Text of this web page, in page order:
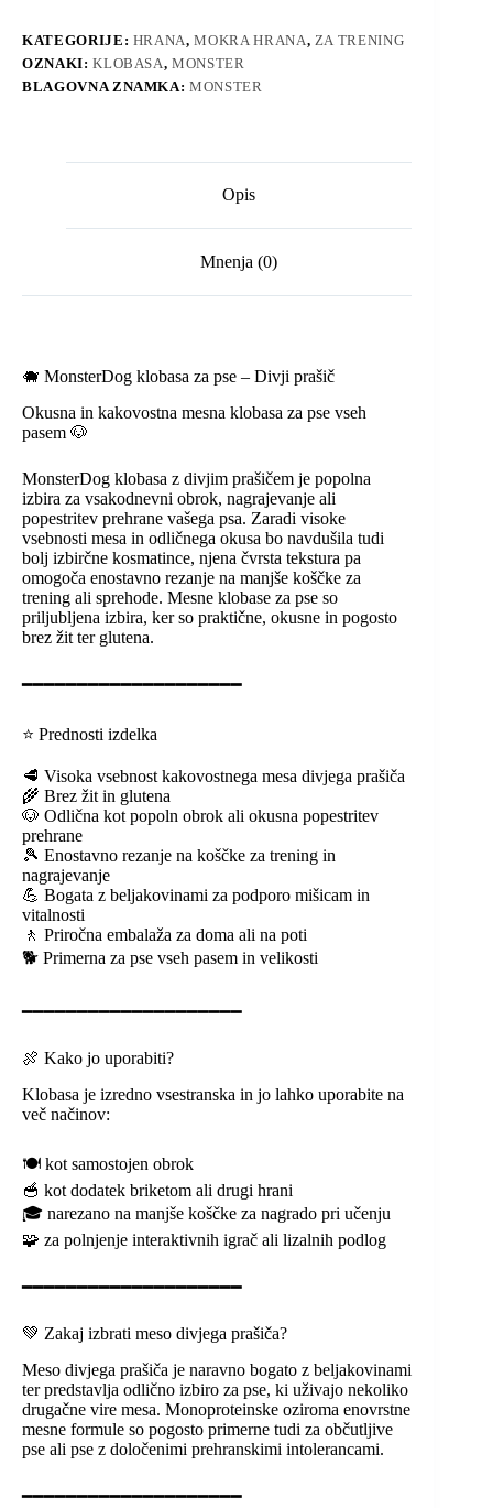
količina
KATEGORIJE: HRANA,MOKRA HRANA, ZA TRENING
OZNAKI:KLOBASA,MONSTER
BLAGOVNA ZNAMKA:MONSTER
Opis
Mnenja (0)
🐗 MonsterDog klobasa za pse – Divji prašič
Okusna in kakovostna mesna klobasa za pse vseh
pasem 🐶
MonsterDog klobasa z divjim prašičem je popolna
izbira za vsakodnevni obrok, nagrajevanje ali
popestritev prehrane vašega psa. Zaradi visoke
vsebnosti mesa in odličnega okusa bo navdušila tudi
bolj izbirčne kosmatince, njena čvrsta tekstura pa
omogoča enostavno rezanje na manjše koščke za
trening ali sprehode. Mesne klobase za pse so
priljubljena izbira, ker so praktične, okusne in pogosto
brez žit ter glutena.
━━━━━━━━━━━━━━━━━━━━
⭐ Prednosti izdelka
🥩 Visoka vsebnost kakovostnega mesa divjega prašiča
🌾 Brez žit in glutena
🐶 Odlična kot popoln obrok ali okusna popestritev
prehrane
🎾 Enostavno rezanje na koščke za trening in
nagrajevanje
💪 Bogata z beljakovinami za podporo mišicam in
vitalnosti
🚶 Priročna embalaža za doma ali na poti
🐕 Primerna za pse vseh pasem in velikosti
━━━━━━━━━━━━━━━━━━━━
🍖 Kako jo uporabiti?
Klobasa je izredno vsestranska in jo lahko uporabite na
več načinov:
🍽️ kot samostojen obrok
🥣 kot dodatek briketom ali drugi hrani
🎓 narezano na manjše koščke za nagrado pri učenju
🧩 za polnjenje interaktivnih igrač ali lizalnih podlog
━━━━━━━━━━━━━━━━━━━━
💚 Zakaj izbrati meso divjega prašiča?
Meso divjega prašiča je naravno bogato z beljakovinami
ter predstavlja odlično izbiro za pse, ki uživajo nekoliko
drugačne vire mesa. Monoproteinske oziroma enovrstne
mesne formule so pogosto primerne tudi za občutljive
pse ali pse z določenimi prehranskimi intolerancami.
━━━━━━━━━━━━━━━━━━━━